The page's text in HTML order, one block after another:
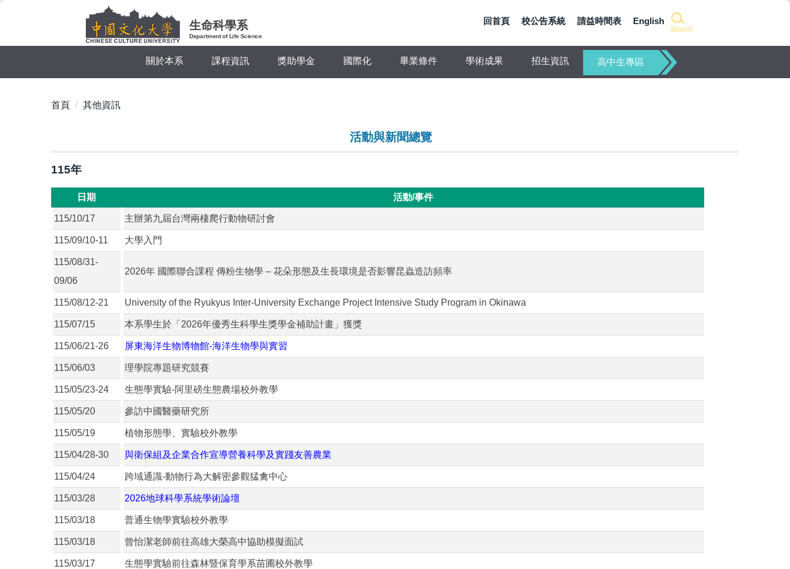
容
生命科學系
Department of Life Science
Search
回首頁 校公告系統 請益時間表 English
關於本系 課程資訊 獎助學金 國際化 畢業條件 學術成果 招生資訊 高中生專區
首頁 其他資訊
活動與新聞總覽
115年
日期 活動/事件
115/10/17 主辦第九屆台灣兩棲爬行動物研討會
115/09/10-11 大學入門
115/08/31-
09/06
2026年 國際聯合課程 傳粉生物學 – 花朵形態及生長環境是否影響昆蟲造訪頻率
115/08/12-21 University of the Ryukyus Inter-University Exchange Project Intensive Study Program in Okinawa
115/07/15 本系學生於「2026年優秀生科學生獎學金補助計畫」獲獎
115/06/21-26 屏東海洋生物博物館-海洋生物學與實習
115/06/03 理學院專題研究競賽
115/05/23-24 生態學實驗-阿里磅生態農場校外教學
115/05/20 參訪中國醫藥研究所
115/05/19 植物形態學、實驗校外教學
115/04/28-30 與衛保組及企業合作宣導營養科學及實踐友善農業
115/04/24 跨域通識-動物行為大解密參觀猛禽中心
115/03/28 2026地球科學系統學術論壇
115/03/18 普通生物學實驗校外教學
115/03/18 曾怡潔老師前往高雄大榮高中協助模擬面試
115/03/17 生態學實驗前往森林暨保育學系苗圃校外教學